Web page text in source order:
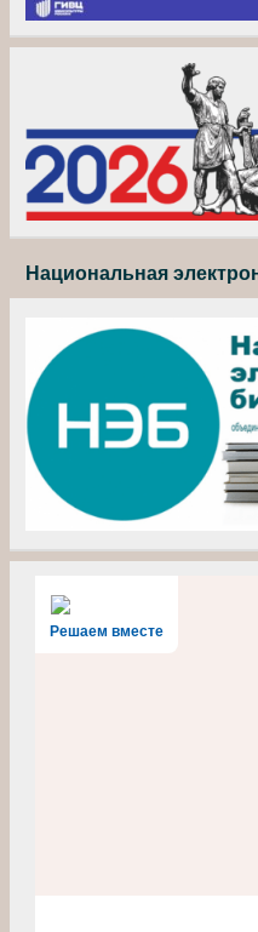
Национальная
Решаем вместе